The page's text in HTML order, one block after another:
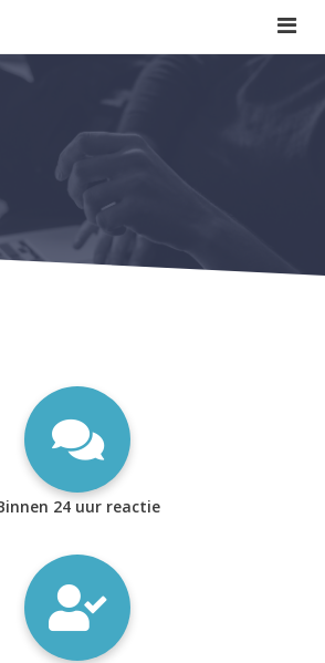
SEO tools reviews
bij jou in de buurt?
Offerte
voor beginners +
2. Onderzoeken +
24 uur reactie